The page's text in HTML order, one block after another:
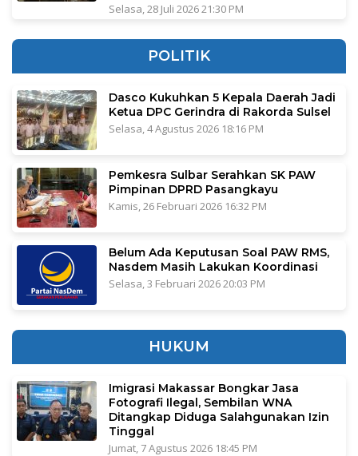
Selasa, 28 Juli 2026 21:30 PM
POLITIK
Dasco Kukuhkan 5 Kepala Daerah Jadi
Ketua DPC Gerindra di Rakorda Sulsel
Selasa, 4 Agustus 2026 18:16 PM
Pemkesra Sulbar Serahkan SK PAW
Pimpinan DPRD Pasangkayu
Kamis, 26 Februari 2026 16:32 PM
Belum Ada Keputusan Soal PAW RMS,
Nasdem Masih Lakukan Koordinasi
Selasa, 3 Februari 2026 20:03 PM
HUKUM
Imigrasi Makassar Bongkar Jasa
Fotografi Ilegal, Sembilan WNA
Ditangkap Diduga Salahgunakan Izin
Tinggal
Jumat, 7 Agustus 2026 18:45 PM